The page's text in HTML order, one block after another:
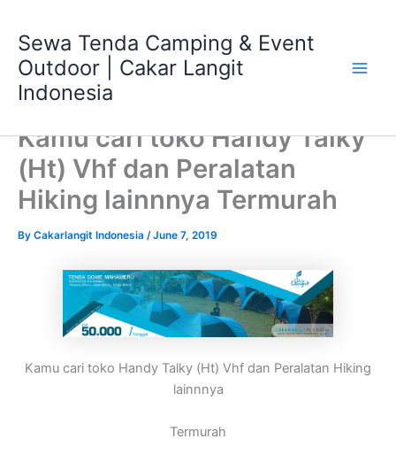
content
Sewa Tenda Camping & Event
Outdoor | Cakar Langit
Indonesia
Kamu cari toko Handy Talky
(Ht) Vhf dan Peralatan
Hiking lainnnya Termurah
By Cakarlangit Indonesia /June 7, 2019
Kamu cari toko Handy Talky (Ht) Vhf dan Peralatan Hiking
lainnnya
Termurah